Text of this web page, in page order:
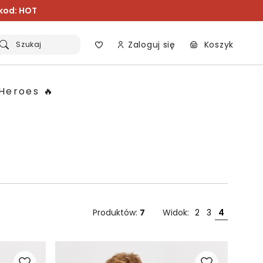
HOT
Szukaj Zaloguj się Koszyk
🔥
Produktów: 7 Widok: 2 3 4